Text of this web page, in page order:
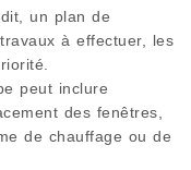
un plan de
à effectuer, les
peut inclure
des fenêtres,
de chauffage ou de